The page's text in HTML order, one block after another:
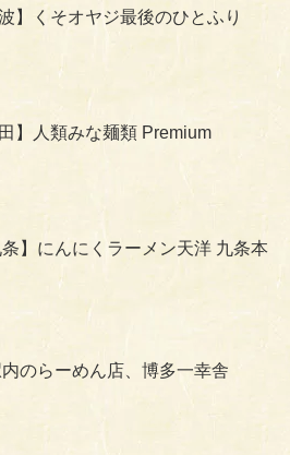
】くそオヤジ最後のひとふり
田】人類みな麺類 Premium
条】にんにくラーメン天洋 九条本
のらーめん店、博多一幸舎